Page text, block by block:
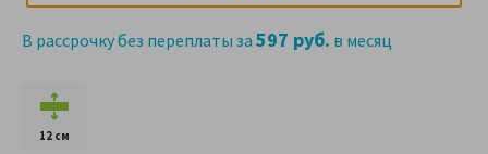
В рассрочку без переплаты за 597 руб. в месяц
12 см